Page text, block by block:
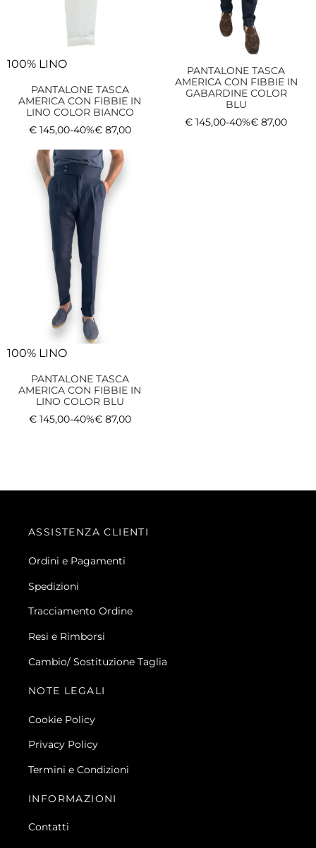
100% LINO
PANTALONE TASCA
AMERICA CON FIBBIE IN
LINO COLOR BIANCO
€145,00-40%€87,00
PANTALONE TASCA
AMERICA CON FIBBIE IN
GABARDINE COLOR
BLU
€ 145,00-40%€ 87,00
100% LINO
PANTALONE TASCA
AMERICA CON FIBBIE IN
LINO COLOR BLU
€145,00-40%€87,00
ASSISTENZA CLIENTI
Ordini e Pagamenti
Spedizioni
Tracciamento Ordine
Resi e Rimborsi
Cambio/ Sostituzione Taglia
NOTE LEGALI
Cookie Policy
Privacy Policy
Termini e Condizioni
INFORMAZIONI
Contatti